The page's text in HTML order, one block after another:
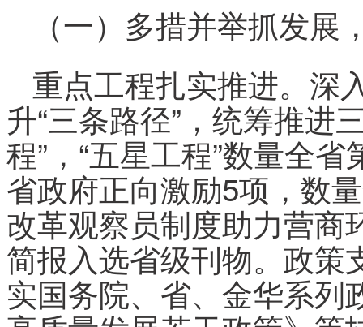
（一）多措并举抓发
重点工程扎实推进。深
升“三条路径”，统筹推进
程”，“五星工程”数量全
省政府正向激励5项，数
改革观察员制度助力营商
简报入选省级刊物。政策
实国务院、省、金华系列